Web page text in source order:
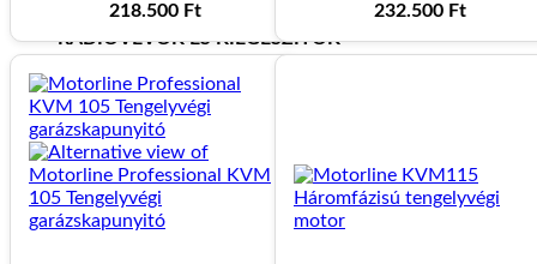
RÁDIÓVEVŐK ÉS KIEGÉSZÍTŐK
Rádióvevők, antennák
Sommer Rádióvevő
17.500Ft
218.500 Ft 232.500 Ft